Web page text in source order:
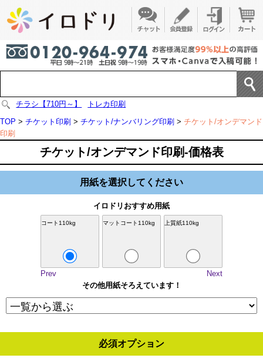
チラシ【710円～】
トレカ印刷
TOP > チケット印刷 > チケット/ナンバリング印刷 > チケット/オンデマンド
印刷
チケット/オンデマンド印刷-価格表
用紙を選択してください
イロドリおすすめ用紙
コート110kg マットコート110kg 上質紙110kg
Prev
Next
その他用紙そろえています！
必須オプション